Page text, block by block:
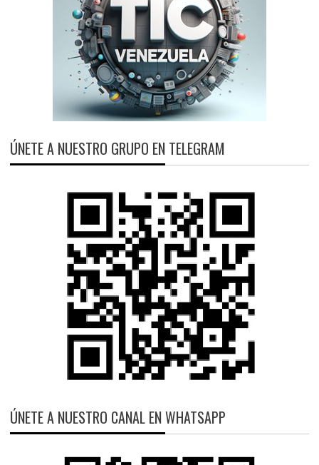
ÚNETE A NUESTRO GRUPO EN TELEGRAM
ÚNETE A NUESTRO CANAL EN WHATSAPP